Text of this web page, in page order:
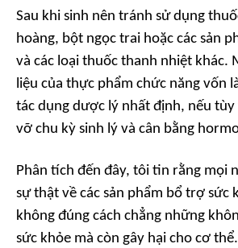
Sau khi sinh nên tránh sử dụng
hoàng, bột ngọc trai hoặc các sản
và các loại thuốc thanh nhiệt khác.
liệu của thực phẩm chức năng vốn
tác dụng dược lý nhất định, nếu tùy
vỡ chu kỳ sinh lý và cân bằng
Phân tích đến đây, tôi tin rằng mọi
sự thật về các sản phẩm bổ trợ sức
không đúng cách chẳng những
sức khỏe mà còn gây hại cho cơ thể.